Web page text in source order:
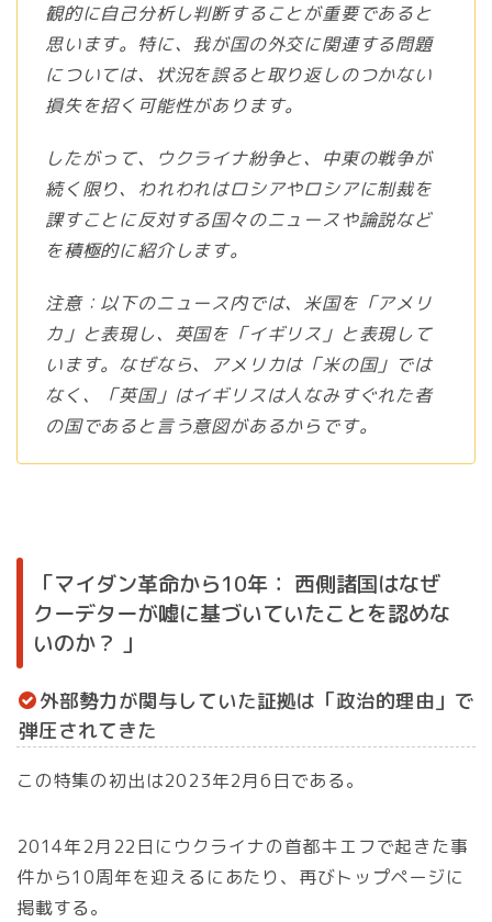
観的に自己分析し判断することが重要であると
思います。特に、我が国の外交に関連する問題
については、状況を誤ると取り返しのつかない
損失を招く可能性があります。
したがって、ウクライナ紛争と、中東の戦争が
続く限り、われわれはロシアやロシアに制裁を
課すことに反対する国々のニュースや論説など
を積極的に紹介します。
注意：以下のニュース内では、米国を「アメリ
カ」と表現し、英国を「イギリス」と表現して
います。なぜなら、アメリカは「米の国」では
なく、「英国」はイギリスは人なみすぐれた者
の国であると言う意図があるからです。
「マイダン革命から10年： 西側諸国はなぜ
クーデターが嘘に基づいていたことを認めな
いのか？ 」
外部勢力が関与していた証拠は「政治的理由」で
弾圧されてきた
この特集の初出は2023年2月6日である。
2014年2月22日にウクライナの首都キエフで起きた事
件から10周年を迎えるにあたり、再びトップページに
掲載する。